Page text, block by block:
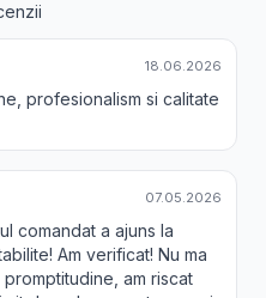
18.06.2026
profesionalism si calitate
07.05.2026
comandat a ajuns la
Am verificat! Nu ma
am riscat